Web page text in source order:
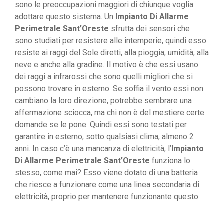
sono le preoccupazioni maggiori di chiunque voglia
adottare questo sistema. Un Impianto Di Allarme
Perimetrale Sant’Oreste sfrutta dei sensori che
sono studiati per resistere alle intemperie, quindi esso
resiste ai raggi del Sole diretti, alla pioggia, umidità, alla
neve e anche alla gradine. Il motivo è che essi usano
dei raggi a infrarossi che sono quelli migliori che si
possono trovare in esterno. Se soffia il vento essi non
cambiano la loro direzione, potrebbe sembrare una
affermazione sciocca, ma chi non è del mestiere certe
domande se le pone. Quindi essi sono testati per
garantire in esterno, sotto qualsiasi clima, almeno 2
anni. In caso c’è una mancanza di elettricità, l’Impianto
Di Allarme Perimetrale Sant’Oreste funziona lo
stesso, come mai? Esso viene dotato di una batteria
che riesce a funzionare come una linea secondaria di
elettricità, proprio per mantenere funzionante questo